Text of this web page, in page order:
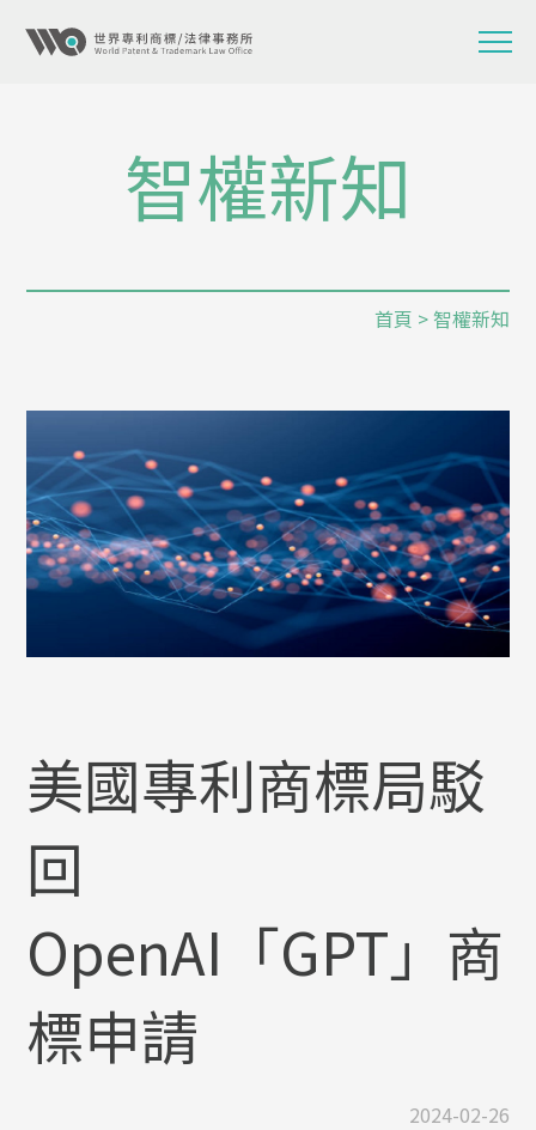
智權新知
首頁 > 智權新知
美國專利商標局駁
回
OpenAI「GPT」商
標申請
2024-02-26